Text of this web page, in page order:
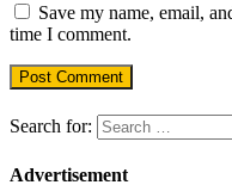
Save my name, email,
time I comment.
Search for:
Advertisement